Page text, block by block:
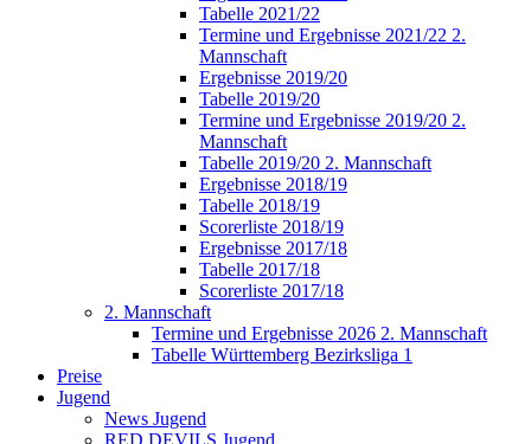
Tabelle 2021/22
Termine und Ergebnisse 2021/22 2.
Mannschaft
Ergebnisse 2019/20
Tabelle 2019/20
Termine und Ergebnisse 2019/20 2.
Mannschaft
Tabelle 2019/20 2. Mannschaft
Ergebnisse 2018/19
Tabelle 2018/19
Scorerliste 2018/19
Ergebnisse 2017/18
Tabelle 2017/18
Scorerliste 2017/18
2. Mannschaft
Termine und Ergebnisse 2026 2. Mannschaft
Tabelle Württemberg Bezirksliga 1
Preise
Jugend
News Jugend
RED DEVILS Jugend